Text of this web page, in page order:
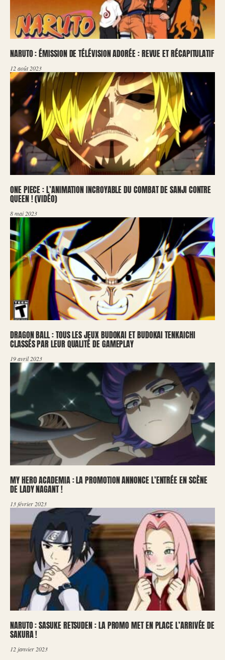
NARUTO : ÉMISSION DE TÉLÉVISION ADORÉE : REVUE ET RÉCAPITULATIF
12 août 2023
ONE PIECE : L’ANIMATION INCROYABLE DU COMBAT DE SANJI CONTRE
QUEEN ! (VIDÉO)
8 mai 2023
DRAGON BALL : TOUS LES JEUX BUDOKAI ET BUDOKAI TENKAICHI
CLASSÉS PAR LEUR QUALITÉ DE GAMEPLAY
19 avril 2023
MY HERO ACADEMIA : LA PROMOTION ANNONCE L’ENTRÉE EN SCÈNE
DE LADY NAGANT !
13 février 2023
NARUTO : SASUKE RETSUDEN : LA PROMO MET EN PLACE L’ARRIVÉE DE
SAKURA !
12 janvier 2023